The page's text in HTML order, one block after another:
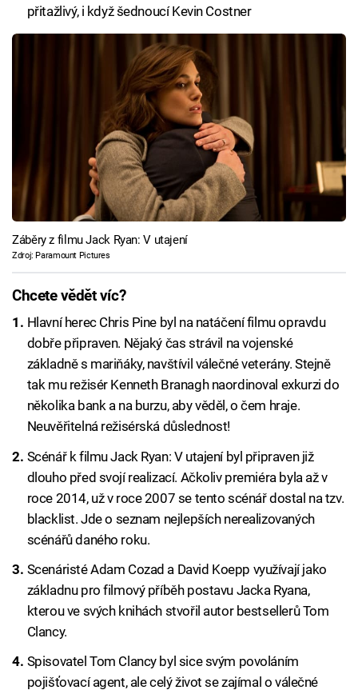
přitažlivý, i když šednoucí Kevin Costner
Záběry z filmu Jack Ryan: V utajení
Zdroj: Paramount Pictures
Chcete vědět víc?
Hlavní herec Chris Pine byl na natáčení filmu opravdu
dobře připraven. Nějaký čas strávil na vojenské
základně s mariňáky, navštívil válečné veterány. Stejně
tak mu režisér Kenneth Branagh naordinoval exkurzi do
několika bank a na burzu, aby věděl, o čem hraje.
Neuvěřitelná režisérská důslednost!
Scénář k filmu Jack Ryan: V utajení byl připraven již
dlouho před svojí realizací. Ačkoliv premiéra byla až v
roce 2014, už v roce 2007 se tento scénář dostal na tzv.
blacklist. Jde o seznam nejlepších nerealizovaných
scénářů daného roku.
Scenáristé Adam Cozad a David Koepp využívají jako
základnu pro filmový příběh postavu Jacka Ryana,
kterou ve svých knihách stvořil autor bestsellerů Tom
Clancy.
Spisovatel Tom Clancy byl sice svým povoláním
pojišťovací agent, ale celý život se zajímal o válečné